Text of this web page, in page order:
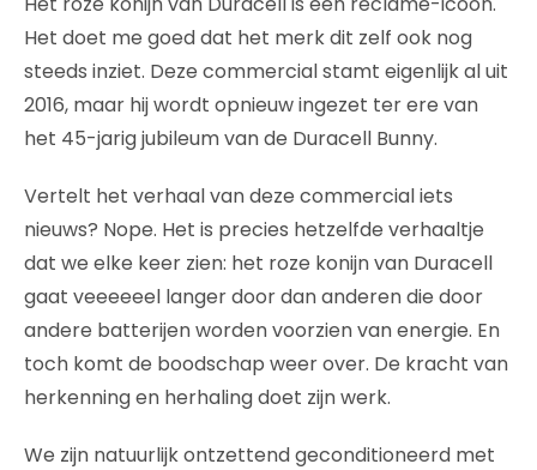
Het doet me goed dat het merk dit zelf ook nog
steeds inziet. Deze commercial stamt eigenlijk al uit
2016, maar hij wordt opnieuw ingezet ter ere van
het 45-jarig jubileum van de Duracell Bunny.
Vertelt het verhaal van deze commercial iets
nieuws? Nope. Het is precies hetzelfde verhaaltje
dat we elke keer zien: het roze konijn van Duracell
gaat veeeeeel langer door dan anderen die door
andere batterijen worden voorzien van energie. En
toch komt de boodschap weer over. De kracht van
herkenning en herhaling doet zijn werk.
We zijn natuurlijk ontzettend geconditioneerd met